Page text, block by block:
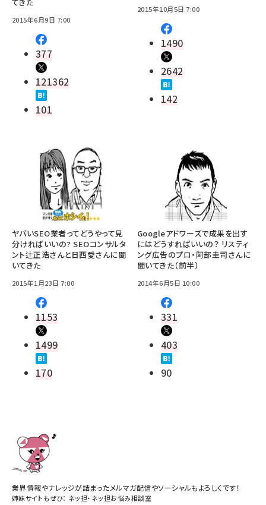
2015年6月9日 7:00
377
121362
101
2015年10月5日 7:00
1490
2642
142
ヤバいSEO業者ってどうやって見
分ければいいの? SEOコンサルタ
ント辻正浩さんと日西愛さんに聞
いてきた
2015年1月23日 7:00
1153
1499
170
Googleアドワーズで成果を出す
にはどうすればいいの？ リスティ
ング広告のプロ・阿部圭司さんに
聞いてきた（前半）
2014年6月5日 10:00
331
403
90
業界情報やナレッジが詰まったメルマガ配信やソーシャルもよろしくです！
姉妹サイトもぜひ： ネッ担・ ネッ担お悩み相談室